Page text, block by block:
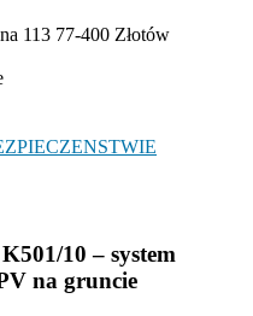
113 77-400 Złotów
10 – system
na gruncie